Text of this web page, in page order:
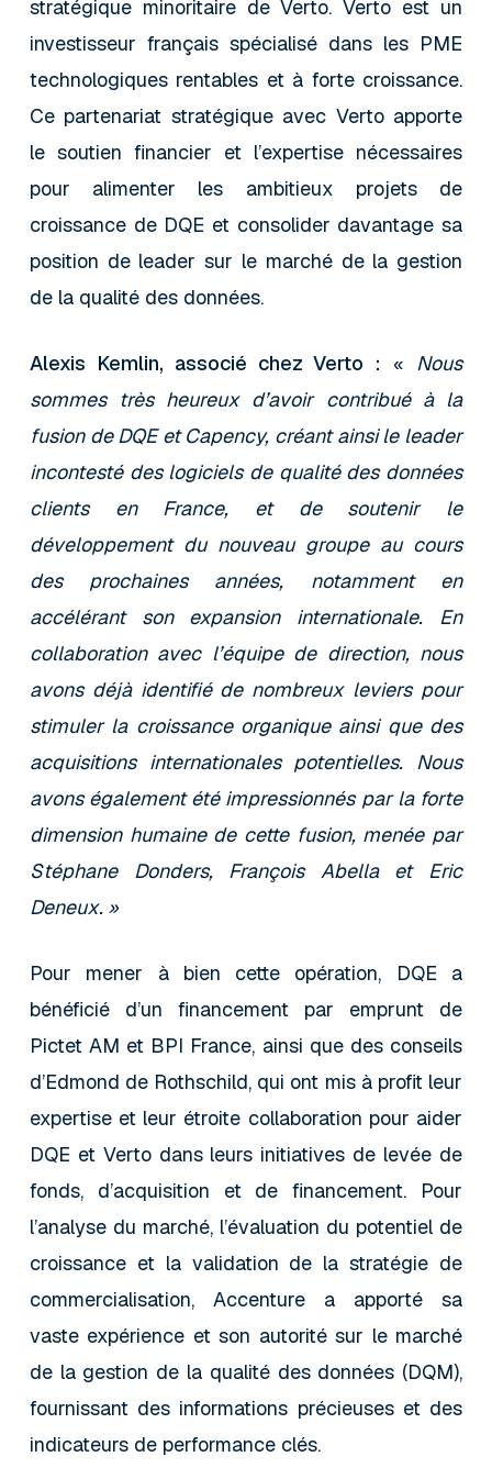
stratégique minoritaire de Verto. Verto est un
investisseur français spécialisé dans les PME
technologiques rentables et à forte croissance.
Ce partenariat stratégique avec Verto apporte
le soutien financier et l’expertise nécessaires
pour alimenter les ambitieux projets de
croissance de DQE et consolider davantage sa
position de leader sur le marché de la gestion
de la qualité des données.
Alexis Kemlin, associé chez Verto : « Nous
sommes très heureux d’avoir contribué à la
fusion de DQE et Capency, créant ainsi le leader
incontesté des logiciels de qualité des données
clients en France, et de soutenir le
développement du nouveau groupe au cours
des prochaines années, notamment en
accélérant son expansion internationale. En
collaboration avec l’équipe de direction, nous
avons déjà identifié de nombreux leviers pour
stimuler la croissance organique ainsi que des
acquisitions internationales potentielles. Nous
avons également été impressionnés par la forte
dimension humaine de cette fusion, menée par
Stéphane Donders, François Abella et Eric
Deneux. »
Pour mener à bien cette opération, DQE a
bénéficié d’un financement par emprunt de
Pictet AM et BPI France, ainsi que des conseils
d’Edmond de Rothschild, qui ont mis à profit leur
expertise et leur étroite collaboration pour aider
DQE et Verto dans leurs initiatives de levée de
fonds, d’acquisition et de financement. Pour
l’analyse du marché, l’évaluation du potentiel de
croissance et la validation de la stratégie de
commercialisation, Accenture a apporté sa
vaste expérience et son autorité sur le marché
de la gestion de la qualité des données (DQM),
fournissant des informations précieuses et des
indicateurs de performance clés.